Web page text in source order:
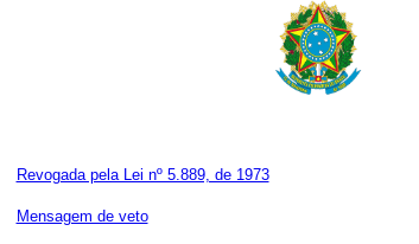
Revogada pela Lei nº 5.889, de 1973
Mensagem de veto